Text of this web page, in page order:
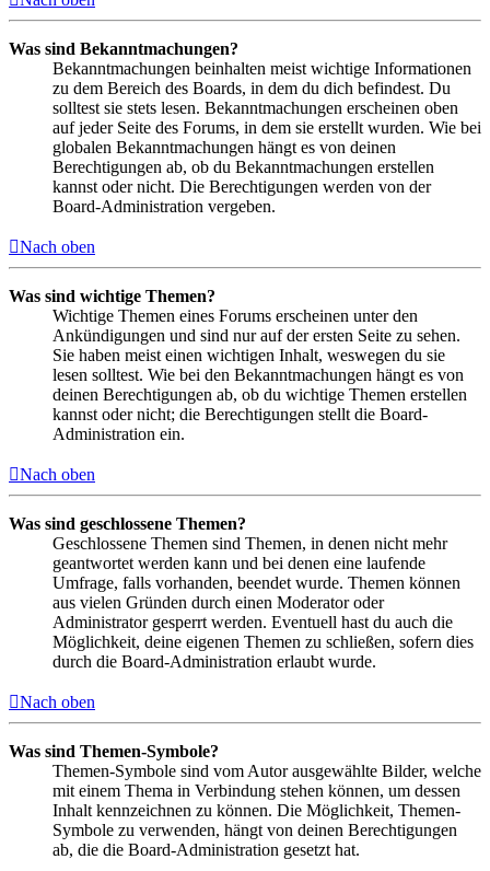
Was sind Bekanntmachungen?
Bekanntmachungen beinhalten meist wichtige Informationen
zu dem Bereich des Boards, in dem du dich befindest. Du
solltest sie stets lesen. Bekanntmachungen erscheinen oben
auf jeder Seite des Forums, in dem sie erstellt wurden. Wie bei
globalen Bekanntmachungen hängt es von deinen
Berechtigungen ab, ob du Bekanntmachungen erstellen
kannst oder nicht. Die Berechtigungen werden von der
Board-Administration vergeben.
Nach oben
Was sind wichtige Themen?
Wichtige Themen eines Forums erscheinen unter den
Ankündigungen und sind nur auf der ersten Seite zu sehen.
Sie haben meist einen wichtigen Inhalt, weswegen du sie
lesen solltest. Wie bei den Bekanntmachungen hängt es von
deinen Berechtigungen ab, ob du wichtige Themen erstellen
kannst oder nicht; die Berechtigungen stellt die Board-
Administration ein.
Nach oben
Was sind geschlossene Themen?
Geschlossene Themen sind Themen, in denen nicht mehr
geantwortet werden kann und bei denen eine laufende
Umfrage, falls vorhanden, beendet wurde. Themen können
aus vielen Gründen durch einen Moderator oder
Administrator gesperrt werden. Eventuell hast du auch die
Möglichkeit, deine eigenen Themen zu schließen, sofern dies
durch die Board-Administration erlaubt wurde.
Nach oben
Was sind Themen-Symbole?
Themen-Symbole sind vom Autor ausgewählte Bilder, welche
mit einem Thema in Verbindung stehen können, um dessen
Inhalt kennzeichnen zu können. Die Möglichkeit, Themen-
Symbole zu verwenden, hängt von deinen Berechtigungen
ab, die die Board-Administration gesetzt hat.